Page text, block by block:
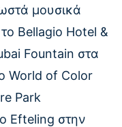
μουσικά
το Bellagio Hotel &
Fountain στα
World of Color
Park
Efteling στην